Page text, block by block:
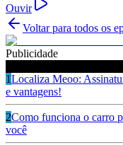
Ouvir
Voltar para todos os
Publicidade
1Localiza Meoo:
e vantagens!
2Como funciona o carro
você